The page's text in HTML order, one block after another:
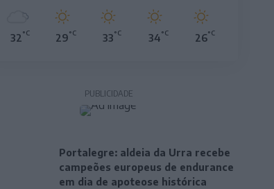
32°C 29°C 33°C 34°C 26°C
PUBLICIDADE
Portalegre: aldeia da Urra recebe
campeões europeus de endurance
em dia de apoteose histórica